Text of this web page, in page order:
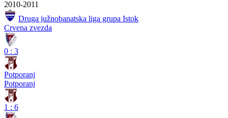
2010-2011
Druga južnobanatska liga grupa Istok
Crvena zvezda
0 : 3
Potporanj
Potporanj
1 : 6